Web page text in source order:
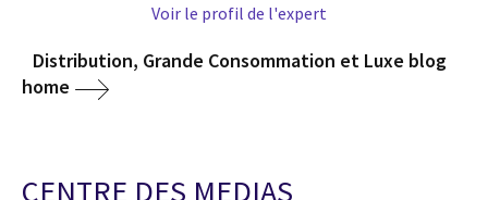
Voir le profil de l'expert
Distribution, Grande Consommation et Luxe blog
home
CENTRE DES MEDIAS